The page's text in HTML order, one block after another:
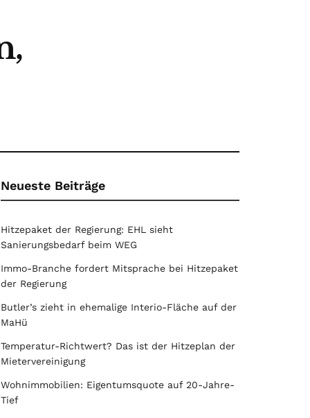
Neueste Beiträge
Hitzepaket der Regierung: EHL sieht
Sanierungsbedarf beim WEG
Immo-Branche fordert Mitsprache bei Hitzepaket
der Regierung
Butler’s zieht in ehemalige Interio-Fläche auf der
MaHü
Temperatur-Richtwert? Das ist der Hitzeplan der
Mietervereinigung
Wohnimmobilien: Eigentumsquote auf 20-Jahre-
Tief